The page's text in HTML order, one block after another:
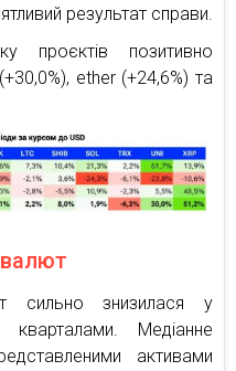
результат справи.
проєктів позитивно
ether (+24,6%) та
сильно знизилася у
кварталами. Медіанне
активами